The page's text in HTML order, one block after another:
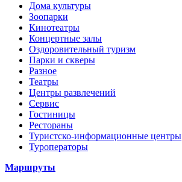
Дома культуры
Зоопарки
Кинотеатры
Концертные залы
Оздоровительный туризм
Парки и скверы
Разное
Театры
Центры развлечений
Сервис
Гостиницы
Рестораны
Туристско-информационные центры
Туроператоры
Маршруты